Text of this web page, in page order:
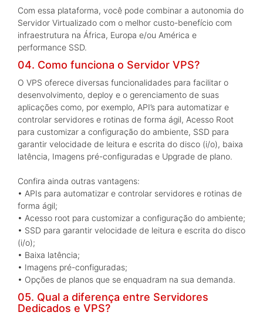
Com essa plataforma, você pode combinar a autonomia do
Servidor Virtualizado com o melhor custo-benefício com
infraestrutura na África, Europa e/ou América e
performance SSD.
04. Como funciona o Servidor VPS?
O VPS oferece diversas funcionalidades para facilitar o
desenvolvimento, deploy e o gerenciamento de suas
aplicações como, por exemplo, API’s para automatizar e
controlar servidores e rotinas de forma ágil, Acesso Root
para customizar a configuração do ambiente, SSD para
garantir velocidade de leitura e escrita do disco (i/o), baixa
latência, Imagens pré-configuradas e Upgrade de plano.
Confira ainda outras vantagens:
• APIs para automatizar e controlar servidores e rotinas de
forma ágil;
• Acesso root para customizar a configuração do ambiente;
• SSD para garantir velocidade de leitura e escrita do disco
(i/o);
• Baixa latência;
• Imagens pré-configuradas;
• Opções de planos que se enquadram na sua demanda.
05. Qual a diferença entre Servidores
Dedicados e VPS?